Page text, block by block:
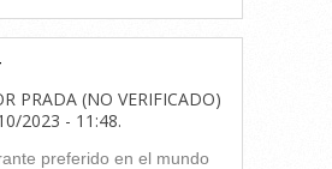
PRADA (NO VERIFICADO)
2023 - 11:48.
preferido en el mundo